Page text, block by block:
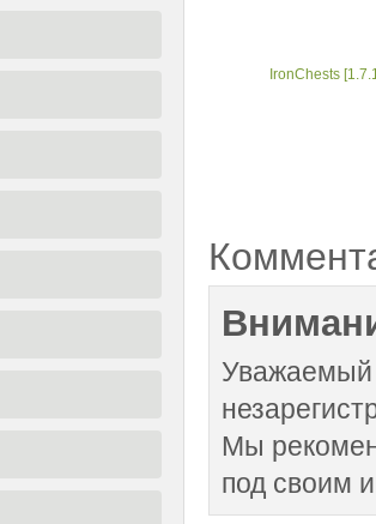
IronChests
Уважаемый
Мы
под своим